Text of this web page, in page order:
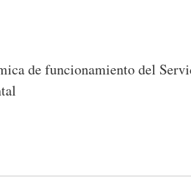
de funcionamiento del